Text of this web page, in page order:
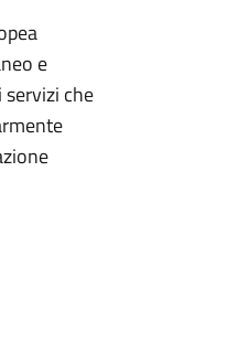
e
che